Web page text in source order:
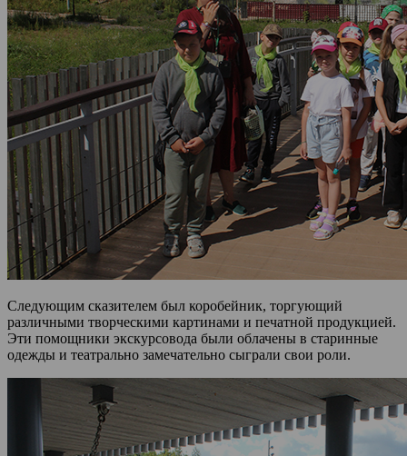
Следующим сказителем был коробейник, торгующий
различными творческими картинами и печатной продукцией.
Эти помощники экскурсовода были облачены в старинные
одежды и театрально замечательно сыграли свои роли.